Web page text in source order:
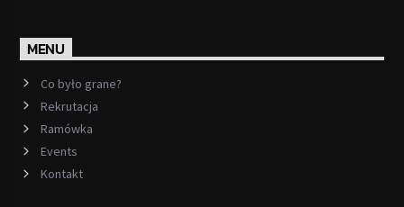
MENU
Co było grane?
Rekrutacja
Ramówka
Events
Kontakt